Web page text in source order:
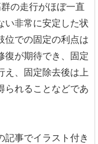
の走行がほぼ一直
い非常に安定した状
位での固定の利点は
復が期待でき、固定
え、固定除去後は上
られることなどであ
記事でイラスト付き